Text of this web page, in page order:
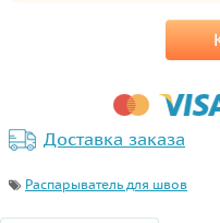
Доставка заказа
Распарыватель для швов